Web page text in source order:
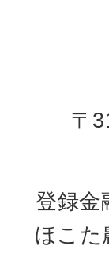
〒
登録金
ほこ